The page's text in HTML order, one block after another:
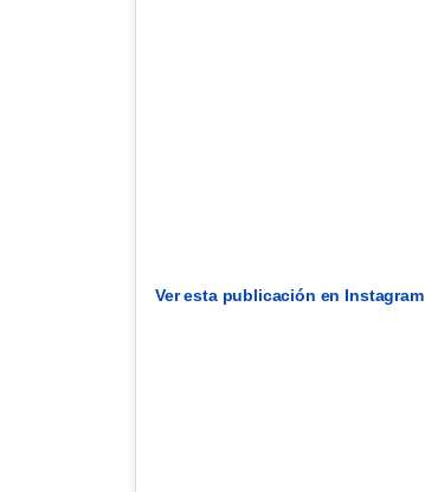
Ver esta publicación en Instagram